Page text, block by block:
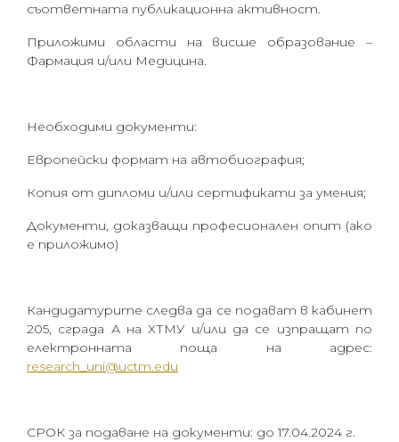
съответната публикационна активност.
Приложими области на висше образование –
Фармация и/или Медицина.
Необходими документи:
Европейски формат на автобиография;
Копия от дипломи и/или сертификати за умения;
Документи, доказващи професионален опит (ако
е приложимо)
Кандидатурите следва да се подават в кабинет
205, сграда А на ХТМУ и/или да се изпращат по
електронната поща на адрес:
research_uni@uctm.edu
СРОК за подаване на документи: до 17.04.2024 г.